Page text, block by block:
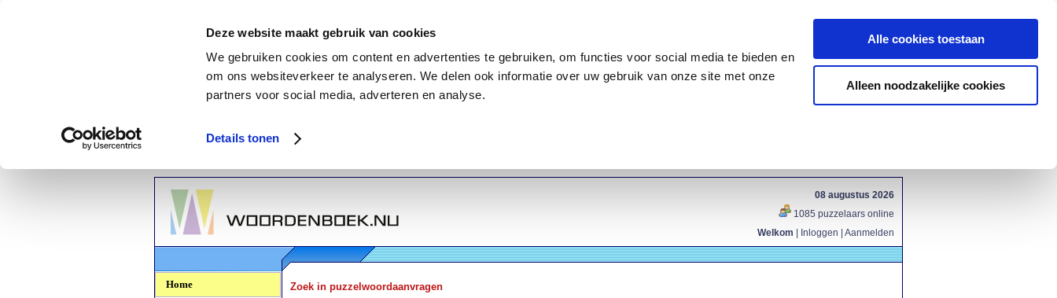
Deze website maakt gebruik van cookies
We gebruiken cookies om content en advertenties te gebruiken, om functies voor social media te bieden en
om ons websiteverkeer te analyseren. We delen ook informatie over uw gebruik van onze site met onze
partners voor social media, adverteren en analyse.
Details tonen
Alle cookies toestaan
Alleen noodzakelijke cookies
Woordenboek.NU
08 augustus 2026
1085 puzzelaars online
Welkom
Inloggen Aanmelden
Home Zoek in puzzelwoordaanvragen